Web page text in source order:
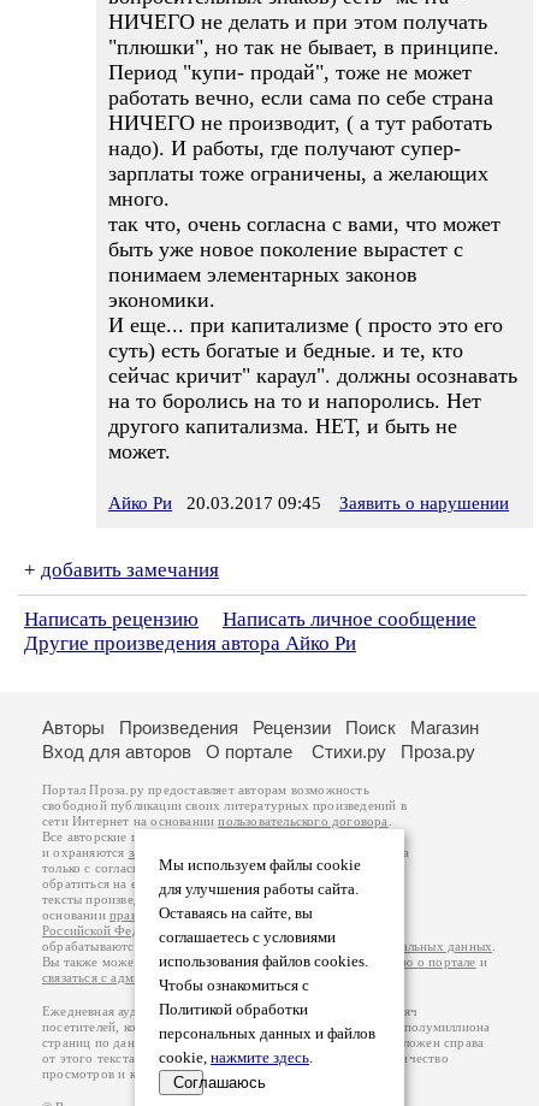
НИЧЕГО не делать и при этом получать
"плюшки", но так не бывает, в принципе.
Период "купи- продай", тоже не может
работать вечно, если сама по себе страна
НИЧЕГО не производит, ( а тут работать
надо). И работы, где получают супер-
зарплаты тоже ограничены, а желающих
много.
так что, очень согласна с вами, что может
быть уже новое поколение вырастет с
понимаем элементарных законов
экономики.
И еще... при капитализме ( просто это его
суть) есть богатые и бедные. и те, кто
сейчас кричит" караул". должны осознавать
на то боролись на то и напоролись. Нет
другого капитализма. НЕТ, и быть не
может.
Айко Ри 20.03.2017 09:45 Заявить о нарушении
+ добавить замечания
Написать рецензию
Написать личное сообщение
Другие произведения автора Айко Ри
Мы используем файлы cookie
для улучшения работы сайта.
Оставаясь на сайте, вы
соглашаетесь с условиями
использования файлов cookies.
Чтобы ознакомиться с
Политикой обработки
персональных данных и файлов
cookie, нажмите здесь.
Соглашаюсь
Авторы Произведения Рецензии Поиск
Магазин
Вход для авторов
О портале Стихи.ру Проза.ру
Портал Проза.ру предоставляет авторам возможность
свободной публикации своих литературных произведений в
сети Интернет на основаниипользовательского договора
Все авторские права на произведения принадлежат авторам
и охраняются законом
. Перепечатка произведений возможна
только с согласия его автора, к которому вы можете
обратиться на его авторской странице. Ответственность за
тексты произведений авторы несут самостоятельно на
основанииправил публикацииизаконодательства
Российской Федерации
обрабатываются на основанииПолитики обработки персональных данных
Вы также можете посмотреть более подробнуюинформацию о портале и
связаться с администрацией
Ежедневная аудитория портала Проза.ру – порядка 100 тысяч
посетителей, которые в общей сумме просматривают более полумиллиона
страниц по данным счетчика посещаемости, который расположен справа
от этого текста. В каждой графе указано по две цифры: количество
просмотров и количество посетителей.